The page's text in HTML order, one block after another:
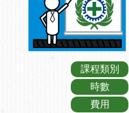
課程類別
時數
費用